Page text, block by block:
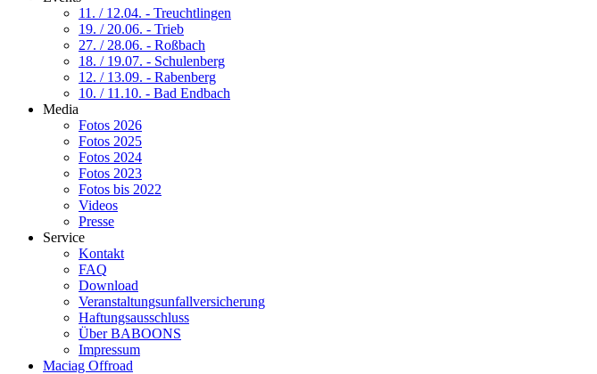
11. / 12.04. - Treuchtlingen
19. / 20.06. - Trieb
27. / 28.06. - Roßbach
18. / 19.07. - Schulenberg
12. / 13.09. - Rabenberg
10. / 11.10. - Bad Endbach
Media
Fotos 2026
Fotos 2025
Fotos 2024
Fotos 2023
Fotos bis 2022
Videos
Presse
Service
Kontakt
FAQ
Download
Veranstaltungsunfallversicherung
Haftungsausschluss
Über BABOONS
Impressum
Maciag Offroad